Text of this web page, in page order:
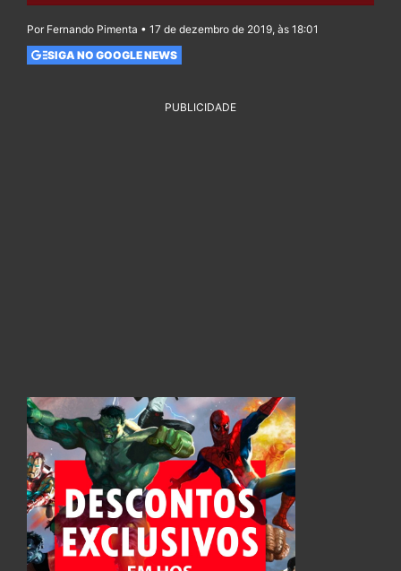
Por Fernando Pimenta • 17 de dezembro de 2019, às 18:01
SIGA NO GOOGLE NEWS
PUBLICIDADE